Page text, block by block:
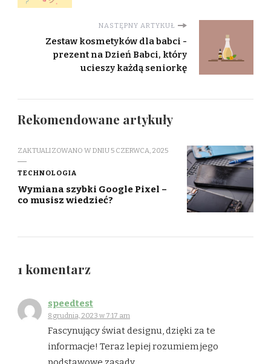
NASTĘPNY ARTYKUŁ
Zestaw kosmetyków dla babci -
prezent na Dzień Babci, który
ucieszy każdą seniorkę
Rekomendowane artykuły
ZAKTUALIZOWANO W DNIU5 CZERWCA, 2025
TECHNOLOGIA
Wymiana szybki Google Pixel –
co musisz wiedzieć?
1 komentarz
speedtest
8 grudnia, 2023 w 7:17 am
Fascynujący świat designu, dzięki za te
informacje! Teraz lepiej rozumiem jego